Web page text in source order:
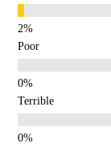
Poor
Terrible